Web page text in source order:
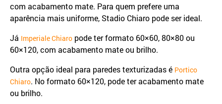
com acabamento mate. Para quem prefere uma
aparência mais uniforme, Stadio Chiaro pode ser ideal.
Já Imperiale Chiaro pode ter formato 60×60, 80×80 ou
60×120, com acabamento mate ou brilho.
Outra opção ideal para paredes texturizadas é Portico
Chiaro. No formato 60×120, pode ter acabamento mate
ou brilho.